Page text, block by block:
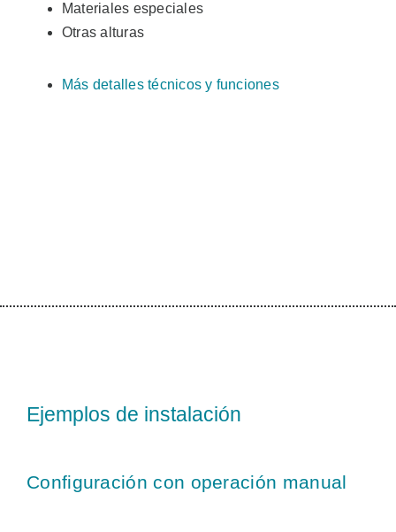
Materiales especiales
Otras alturas
Más detalles técnicos y funciones
Ejemplos de instalación
Configuración con operación manual